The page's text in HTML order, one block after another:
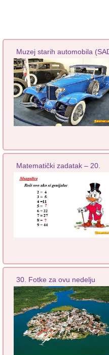
Muzej starih automobila
Matematički zadatak – 20.
30. Fotke za ovu nedelju